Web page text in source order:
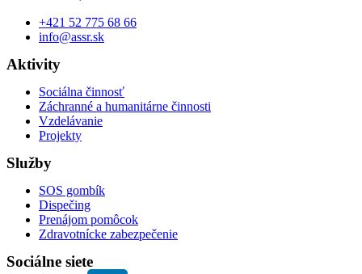
+421 52 775 68 66
info@assr.sk
Aktivity
Sociálna činnosť
Záchranné a humanitárne činnosti
Vzdelávanie
Projekty
Služby
SOS gombík
Dispečing
Prenájom pomôcok
Zdravotnícke zabezpečenie
Sociálne siete